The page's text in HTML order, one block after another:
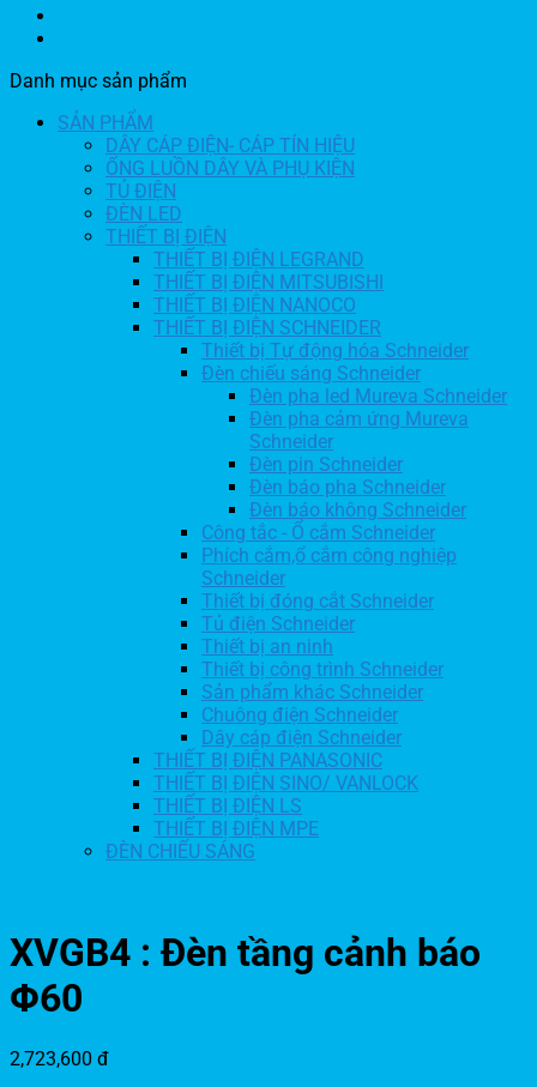
Danh mục sản phẩm
SẢN PHẨM
DÂY CÁP ĐIỆN- CÁP TÍN HIỆU
ỐNG LUỒN DÂY VÀ PHỤ KIỆN
TỦ ĐIỆN
ĐÈN LED
THIẾT BỊ ĐIỆN
THIẾT BỊ ĐIỆN LEGRAND
THIẾT BỊ ĐIỆN MITSUBISHI
THIẾT BỊ ĐIỆN NANOCO
THIẾT BỊ ĐIỆN SCHNEIDER
Thiết bị Tự động hóa Schneider
Đèn chiếu sáng Schneider
Đèn pha led Mureva Schneider
Đèn pha cảm ứng Mureva
Schneider
Đèn pin Schneider
Đèn báo pha Schneider
Đèn báo không Schneider
Công tắc - Ổ cắm Schneider
Phích cắm,ổ cắm công nghiệp
Schneider
Thiết bị đóng cắt Schneider
Tủ điện Schneider
Thiết bị an ninh
Thiết bị công trình Schneider
Sản phẩm khác Schneider
Chuông điện Schneider
Dây cáp điện Schneider
THIẾT BỊ ĐIỆN PANASONIC
THIẾT BỊ ĐIỆN SINO/ VANLOCK
THIẾT BỊ ĐIỆN LS
THIẾT BỊ ĐIỆN MPE
ĐÈN CHIẾU SÁNG
XVGB4 : Đèn tầng cảnh báo
Φ60
2,723,600 đ